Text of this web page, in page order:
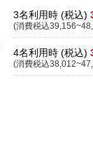
3名利用時 (税込)
(消費税込
4名利用時 (税込)
(消費税込